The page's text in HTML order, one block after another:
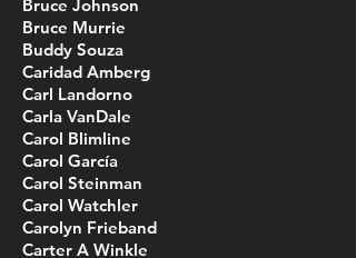
Bruce Johnson
Bruce Murrie
Buddy Souza
Caridad Amberg
Carl Landorno
Carla VanDale
Carol Blimline
Carol García
Carol Steinman
Carol Watchler
Carolyn Frieband
Carter A Winkle